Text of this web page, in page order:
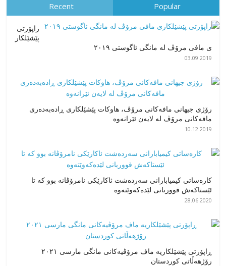
Popular
Recent
راپۆرتی
پێشێلكار
ی مافی مرۆڤ له‌ مانگی ئاگوستی ٢٠١٩
03.09.2019
رۆژی جیهانی مافەکانی مرۆڤ، هاوکات پێشێلکاری ڕادەبەدەری
مافەکانی مرۆڤ لە لایەن ئێرانەوە
10.12.2019
کارەساتی کیمیابارانی سەردەشت ئاکارێکی نامرۆڤانە بوو کە تا
ئێستاکەش قووربانی لێدەکەوێتەوە
28.06.2020
ڕاپۆرتی پێشێلکاریە ماف مرۆڤیەکانی مانگی مارسی ٢٠٢١
رۆژهەڵاتی کوردستان